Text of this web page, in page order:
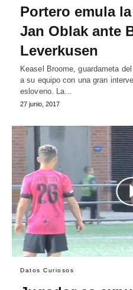
Portero emula
Jan Oblak ante
Leverkusen
Keasel Broome, guardameta
a su equipo con una gran
esloveno. La…
27 junio, 2017
Datos Curiosos